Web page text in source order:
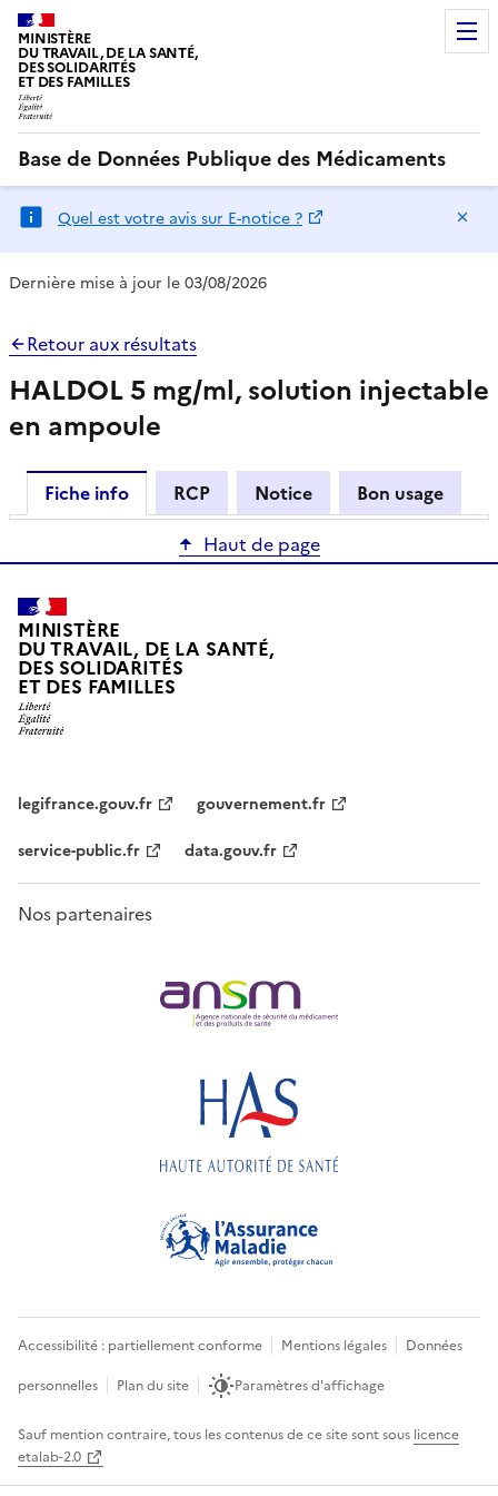
MINISTÈRE
DU TRAVAIL, DE LA SANTÉ,
DES SOLIDARITÉS
ET DES FAMILLES
Base de Données Publique des Médicaments
Quel est votre avis sur E-notice ?
Dernière mise à jour le 03/08/2026
Retour aux résultats
HALDOL 5 mg/ml, solution injectable
en ampoule
Fiche info RCP Notice
Bon usage
Haut de page
MINISTÈRE
DU TRAVAIL, DE LA SANTÉ,
DES SOLIDARITÉS
ET DES FAMILLES
legifrance.gouv.fr
gouvernement.fr
service-public.fr
data.gouv.fr
Nos partenaires
Accessibilité : partiellement conforme Mentions légales
Données
personnelles
Plan du site Paramètres d'affichage
Sauf mention contraire, tous les contenus de ce site sont sous licence
etalab-2.0